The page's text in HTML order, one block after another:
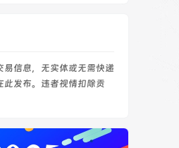
易信息，无实体或无需快递
此发布。违者视情扣除贡